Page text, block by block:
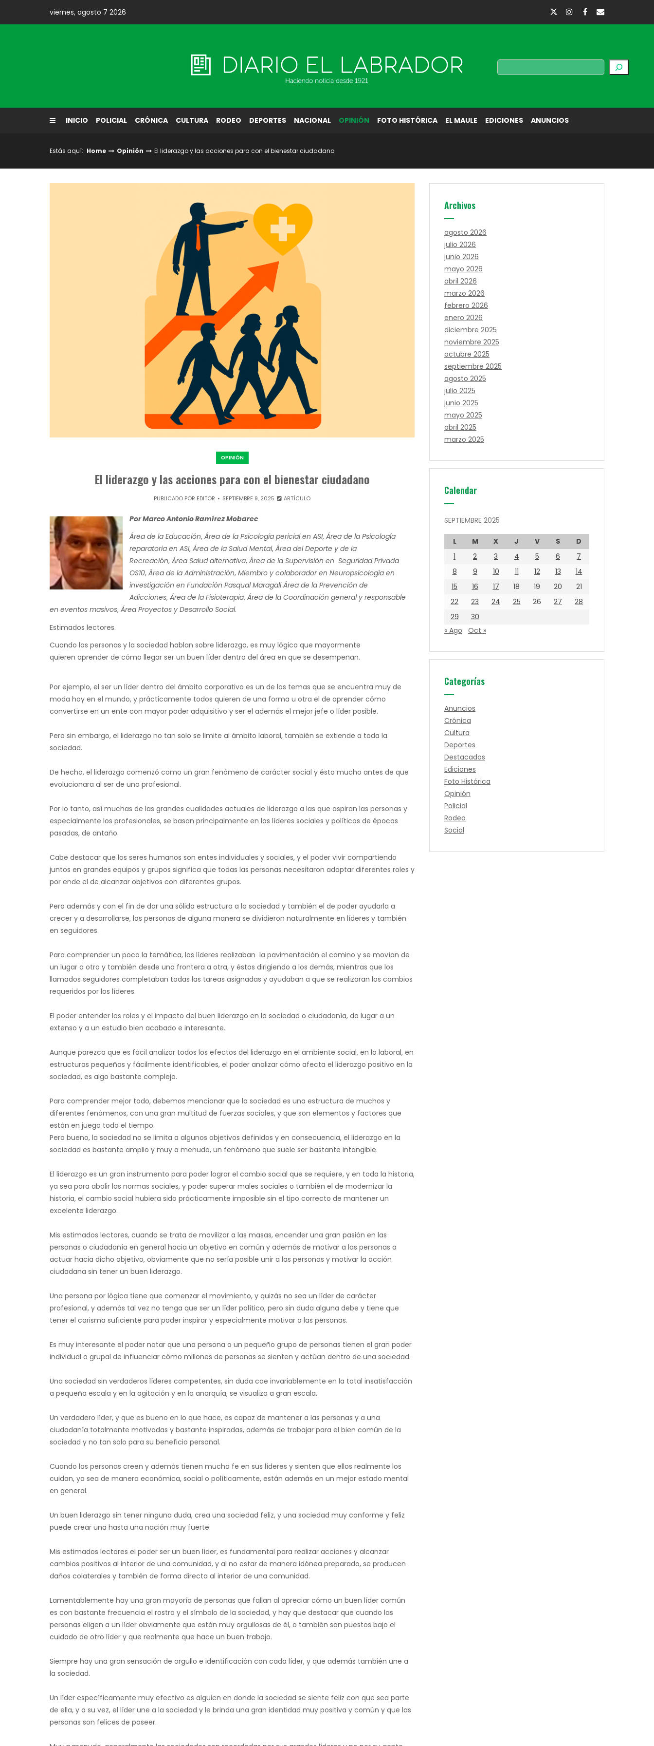
content
viernes, agosto 7 2026
Diario El Labrador Buscar
INICIO POLICIAL CRÓNICA CULTURA RODEO DEPORTES NACIONAL OPINIÓN FOTO HISTÓRICA EL MAULE EDICIONES ANUNCIOS
Estás aquí: Home Opinión El liderazgo y las acciones para con el bienestar ciudadano
OPINIÓN
El liderazgo y las acciones para con el bienestar ciudadano
PUBLICADO POR EDITOR SEPTIEMBRE 9, 2025 ARTÍCULO
Por Marco Antonio Ramírez Mobarec
Área de la Educación, Área de la Psicología pericial en ASI, Área de la Psicología
reparatoria en ASI, Área de la Salud Mental, Área del Deporte y de la
Recreación, Área Salud alternativa, Área de la Supervisión en Seguridad Privada
OS10, Área de la Administración, Miembro y colaborador en Neuropsicología en
investigación en Fundación Pasqual Maragall Área de la Prevención de
Adicciones, Área de la Fisioterapia, Área de la Coordinación general y responsable
en eventos masivos, Área Proyectos y Desarrollo Social.
Estimados lectores.
Cuando las personas y la sociedad hablan sobre liderazgo, es muy lógico que mayormente
quieren aprender de cómo llegar ser un buen líder dentro del área en que se desempeñan.
Por ejemplo, el ser un líder dentro del ámbito corporativo es un de los temas que se encuentra muy de
moda hoy en el mundo, y prácticamente todos quieren de una forma u otra el de aprender cómo
convertirse en un ente con mayor poder adquisitivo y ser el además el mejor jefe o líder posible.
Pero sin embargo, el liderazgo no tan solo se limite al ámbito laboral, también se extiende a toda la
sociedad.
De hecho, el liderazgo comenzó como un gran fenómeno de carácter social y ésto mucho antes de que
evolucionara al ser de uno profesional.
Por lo tanto, así muchas de las grandes cualidades actuales de liderazgo a las que aspiran las personas y
especialmente los profesionales, se basan principalmente en los líderes sociales y políticos de épocas
pasadas, de antaño.
Cabe destacar que los seres humanos son entes individuales y sociales, y el poder vivir compartiendo
juntos en grandes equipos y grupos significa que todas las personas necesitaron adoptar diferentes roles y
por ende el de alcanzar objetivos con diferentes grupos.
Pero además y con el fin de dar una sólida estructura a la sociedad y también el de poder ayudarla a
crecer y a desarrollarse, las personas de alguna manera se dividieron naturalmente en líderes y también
en seguidores.
Para comprender un poco la temática, los líderes realizaban la pavimentación el camino y se movían de
un lugar a otro y también desde una frontera a otra, y éstos dirigiendo a los demás, mientras que los
llamados seguidores completaban todas las tareas asignadas y ayudaban a que se realizaran los cambios
requeridos por los líderes.
El poder entender los roles y el impacto del buen liderazgo en la sociedad o ciudadanía, da lugar a un
extenso y a un estudio bien acabado e interesante.
Aunque parezca que es fácil analizar todos los efectos del liderazgo en el ambiente social, en lo laboral, en
estructuras pequeñas y fácilmente identificables, el poder analizar cómo afecta el liderazgo positivo en la
sociedad, es algo bastante complejo.
Para comprender mejor todo, debemos mencionar que la sociedad es una estructura de muchos y
diferentes fenómenos, con una gran multitud de fuerzas sociales, y que son elementos y factores que
están en juego todo el tiempo.
Pero bueno, la sociedad no se limita a algunos objetivos definidos y en consecuencia, el liderazgo en la
sociedad es bastante amplio y muy a menudo, un fenómeno que suele ser bastante intangible.
El liderazgo es un gran instrumento para poder lograr el cambio social que se requiere, y en toda la historia,
ya sea para abolir las normas sociales, y poder superar males sociales o también el de modernizar la
historia, el cambio social hubiera sido prácticamente imposible sin el tipo correcto de mantener un
excelente liderazgo.
Mis estimados lectores, cuando se trata de movilizar a las masas, encender una gran pasión en las
personas o ciudadanía en general hacia un objetivo en común y además de motivar a las personas a
actuar hacia dicho objetivo, obviamente que no sería posible unir a las personas y motivar la acción
ciudadana sin tener un buen liderazgo.
Una persona por lógica tiene que comenzar el movimiento, y quizás no sea un líder de carácter
profesional, y además tal vez no tenga que ser un líder político, pero sin duda alguna debe y tiene que
tener el carisma suficiente para poder inspirar y especialmente motivar a las personas.
Es muy interesante el poder notar que una persona o un pequeño grupo de personas tienen el gran poder
individual o grupal de influenciar cómo millones de personas se sienten y actúan dentro de una sociedad.
Una sociedad sin verdaderos líderes competentes, sin duda cae invariablemente en la total insatisfacción
a pequeña escala y en la agitación y en la anarquía, se visualiza a gran escala.
Un verdadero líder, y que es bueno en lo que hace, es capaz de mantener a las personas y a una
ciudadanía totalmente motivadas y bastante inspiradas, además de trabajar para el bien común de la
sociedad y no tan solo para su beneficio personal.
Cuando las personas creen y además tienen mucha fe en sus líderes y sienten que ellos realmente los
cuidan, ya sea de manera económica, social o políticamente, están además en un mejor estado mental
en general.
Un buen liderazgo sin tener ninguna duda, crea una sociedad feliz, y una sociedad muy conforme y feliz
puede crear una hasta una nación muy fuerte.
Mis estimados lectores el poder ser un buen líder, es fundamental para realizar acciones y alcanzar
cambios positivos al interior de una comunidad, y al no estar de manera idónea preparado, se producen
daños colaterales y también de forma directa al interior de una comunidad.
Lamentablemente hay una gran mayoría de personas que fallan al apreciar cómo un buen líder común
es con bastante frecuencia el rostro y el símbolo de la sociedad, y hay que destacar que cuando las
personas eligen a un líder obviamente que están muy orgullosas de él, o también son puestos bajo el
cuidado de otro líder y que realmente que hace un buen trabajo.
Siempre hay una gran sensación de orgullo e identificación con cada líder, y que además también une a
la sociedad.
Un líder específicamente muy efectivo es alguien en donde la sociedad se siente feliz con que sea parte
de ella, y a su vez, el líder une a la sociedad y le brinda una gran identidad muy positiva y común y que las
personas son felices de poseer.
Archivos
agosto 2026
julio 2026
junio 2026
mayo 2026
abril 2026
marzo 2026
febrero 2026
enero 2026
diciembre 2025
noviembre 2025
octubre 2025
septiembre 2025
agosto 2025
julio 2025
junio 2025
mayo 2025
abril 2025
marzo 2025
Calendar
SEPTIEMBRE 2025
L M X J V S
D
1
2 3 4 5 6
7
8
9 10 11 12 13
14
15
16 17 18 19 20
21
22
23 24 25 26 27
28
29
30
« Ago
Oct »
Categorías
Anuncios
Crónica
Cultura
Deportes
Destacados
Ediciones
Foto Histórica
Opinión
Policial
Rodeo
Social